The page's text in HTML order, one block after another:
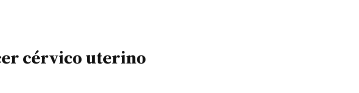
cérvico uterino